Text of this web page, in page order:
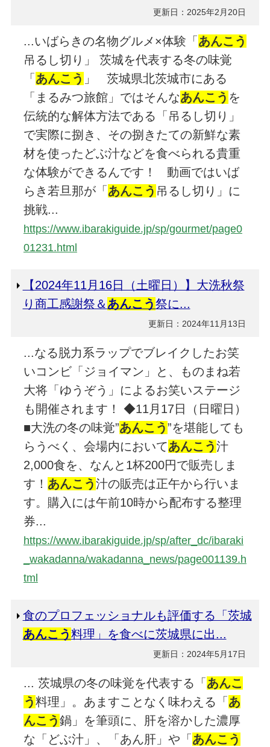
更新日：2025年2月20日
...いばらきの名物グルメ×体験「 あんこう
吊るし切り」 茨城を代表する冬の味覚
「 あんこう 」 茨城県北茨城市にある
「まるみつ旅館」ではそんなあんこう を
伝統的な解体方法である「吊るし切り」
で実際に捌き、その捌きたての新鮮な素
材を使ったどぶ汁などを食べられる貴重
な体験ができるんです！ 動画ではいば
らき若旦那が「 あんこう 吊るし切り」に
挑戦...
https://www.ibarakiguide.jp/sp/gourmet/page0
01231.html
【2024年11月16日（土曜日）】大洗秋祭
り商工感謝祭＆あんこう祭に...
更新日：2024年11月13日
...なる脱力系ラップでブレイクしたお笑
いコンビ「ジョイマン」と、ものまね若
大将「ゆうぞう」によるお笑いステージ
も開催されます！ ◆11月17日（日曜日）
■大洗の冬の味覚”あんこう”を堪能しても
らうべく、会場内においてあんこう汁
2,000食を、なんと1杯200円で販売しま
す！ あんこう汁の販売は正午から行いま
す。購入には午前10時から配布する整理
券...
https://www.ibarakiguide.jp/sp/after_dc/ibaraki
_wakadanna/wakadanna_news/page001139.h
tml
食のプロフェッショナルも評価する「茨城
あんこう料理」を食べに茨城県に出...
更新日：2024年5月17日
... 茨城県の冬の味覚を代表する「 あんこ
う料理」。あますことなく味わえる「 あ
んこう鍋」を筆頭に、肝を溶かした濃厚
な「どぶ汁」、「あん肝」や「 あんこう